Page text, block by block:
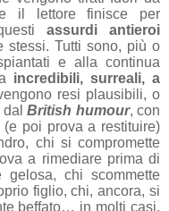
il lettore finisce per
assurdi antieroi
stessi. Tutti sono, più o
e alla continua
incredibili, surreali, a
resi plausibili, o
dalBritish humour, con
poi prova a restituire)
chi si compromette
a rimediare prima di
gelosa, chi scommette
figlio, chi, ancora, si
beffato… in molti casi,